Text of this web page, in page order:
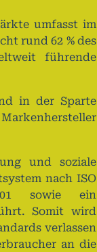
umfasst im
rund 62 % des
führende
in der Sparte
und soziale
nach ISO
sowie ein
Somit wird
verlassen
an die